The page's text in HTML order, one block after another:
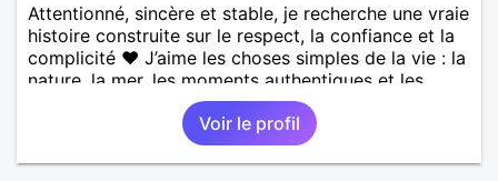
Attentionné, sincère et stable, je recherche une vraie
histoire construite sur le respect, la confiance et la
complicité ❤️ J’aime les choses simples de la vie : la
nature, la mer, les moments authentiques et les
personnes au grand cœur 🌊🌿 Très câlin et
affectueux, j’adore les petits moments de tendresse
et les calinous réguliers 😊❤️ La solitude finit parfois
par peser, alors si tu es en Nouvelle-Calédonie et
Voir le profil